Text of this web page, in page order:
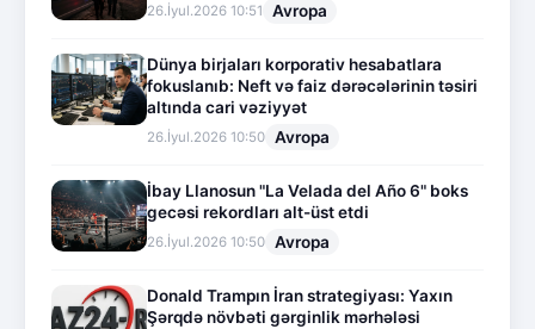
26.İyul.2026 10:51 Avropa
Dünya birjaları korporativ hesabatlara
fokuslanıb: Neft və faiz dərəcələrinin təsiri
altında cari vəziyyət
26.İyul.2026 10:50 Avropa
İbay Llanosun "La Velada del Año 6" boks
gecəsi rekordları alt-üst etdi
26.İyul.2026 10:50 Avropa
Donald Trampın İran strategiyası: Yaxın
Şərqdə növbəti gərginlik mərhələsi